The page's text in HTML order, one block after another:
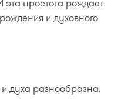
эта простота рождает
и духовного
духа разнообразна.